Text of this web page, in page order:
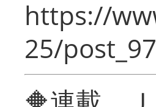
https://
25/